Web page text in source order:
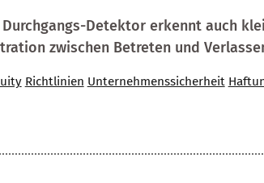
Detektor erkennt auch
zwischen Betreten und
Richtlinien Unternehmenssicherheit